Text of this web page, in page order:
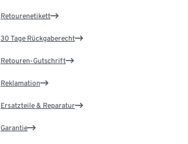
Retourenetikett
30 Tage Rückgaberecht
Retouren-Gutschrift
Reklamation
Ersatzteile & Reparatur
Garantie